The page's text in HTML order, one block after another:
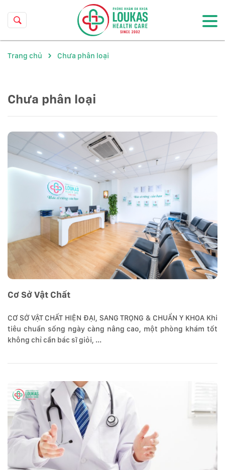
Trang chủ Chưa phân loại
Chưa phân loại
Cơ Sở Vật Chất
CƠ SỞ VẬT CHẤT HIỆN ĐẠI, SANG TRỌNG & CHUẨN Y KHOA Khi
tiêu chuẩn sống ngày càng nâng cao, một phòng khám tốt
không chỉ cần bác sĩ giỏi, ...